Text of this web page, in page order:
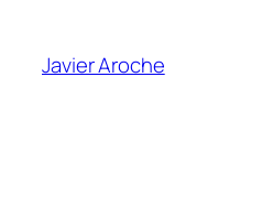
content
Javier Aroche